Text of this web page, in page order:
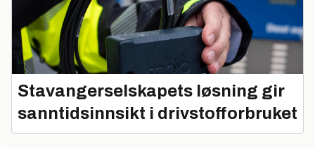
Stavangerselskapets løsning gir
sanntidsinnsikt i drivstofforbruket